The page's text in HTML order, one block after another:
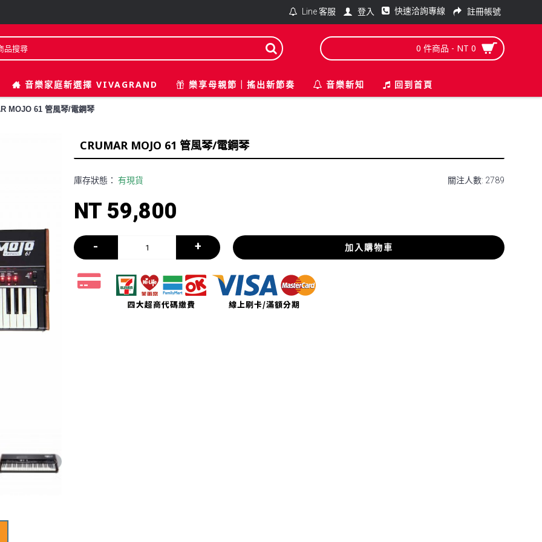
Line 客服 登入 快速洽詢專線 註冊帳號
0 件商品 - NT 0
音樂家庭新選擇 VIVAGRAND 樂享母親節｜搖出新節奏 音樂新知 回到首頁
MOJO 61 管風琴/電鋼琴
CRUMAR MOJO 61 管風琴/電鋼琴
關注人數: 2789
庫存狀態： 有現貨
NT 59,800
- + 加入購物車